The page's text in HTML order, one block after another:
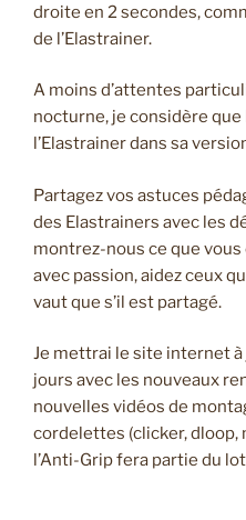
droite en 2 secondes,
de l’Elastrainer.
A moins d’attentes
nocturne, je considère
l’Elastrainer dans sa
Partagez vos astuces
des Elastrainers avec les
montrez-nous ce que
avec passion, aidez ceux
vaut que s’il est partagé.
Je mettrai le site internet
jours avec les nouveaux
nouvelles vidéos de
cordelettes (clicker, dloop,
l’Anti-Grip fera partie du